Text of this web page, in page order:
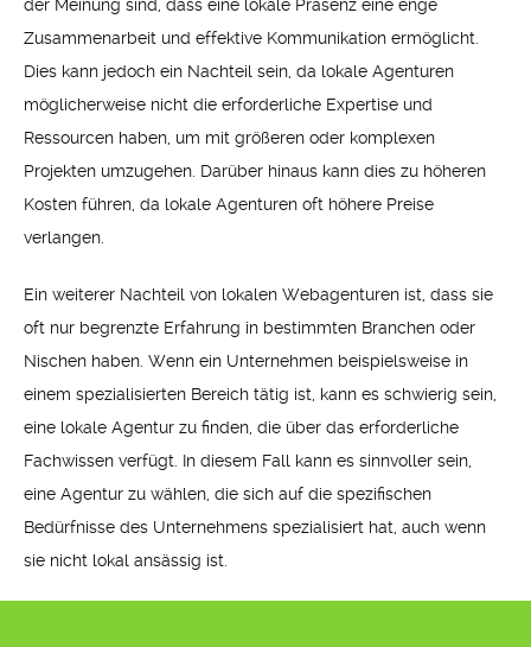
der Meinung sind, dass eine lokale Präsenz eine enge
Zusammenarbeit und effektive Kommunikation ermöglicht.
Dies kann jedoch ein Nachteil sein, da lokale Agenturen
möglicherweise nicht die erforderliche Expertise und
Ressourcen haben, um mit größeren oder komplexen
Projekten umzugehen. Darüber hinaus kann dies zu höheren
Kosten führen, da lokale Agenturen oft höhere Preise
verlangen.
Ein weiterer Nachteil von lokalen Webagenturen ist, dass sie
oft nur begrenzte Erfahrung in bestimmten Branchen oder
Nischen haben. Wenn ein Unternehmen beispielsweise in
einem spezialisierten Bereich tätig ist, kann es schwierig sein,
eine lokale Agentur zu finden, die über das erforderliche
Fachwissen verfügt. In diesem Fall kann es sinnvoller sein,
eine Agentur zu wählen, die sich auf die spezifischen
Bedürfnisse des Unternehmens spezialisiert hat, auch wenn
sie nicht lokal ansässig ist.